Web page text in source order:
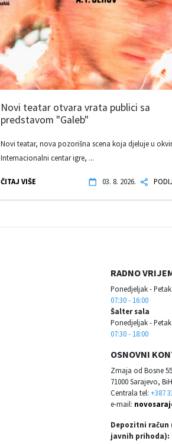
Novi teatar otvara vrata publici sa
predstavom "Galeb"
Novi teatar, nova pozorišna scena koja djeluje u
Internacionalni centar igre, ...
ČITAJ VIŠE 03. 8. 2026.
RADNO
Ponedjeljak - Petak
07:30 - 16:00
Šalter sala
Ponedjeljak - Petak
07:30 - 18:00
OSNOVNI
Zmaja od Bosne 55
71000 Sarajevo, BiH
Centrala tel: +387
e-mail:
Depozitni
javnih prihoda):